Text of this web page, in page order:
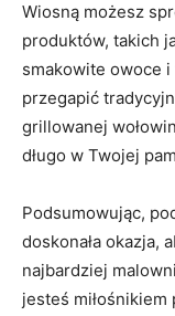
Wiosną możesz
produktów, takich
⁤smakowite owoce
przegapić
grillowanej
długo w Twojej
Podsumowując,
doskonała okazja,
najbardziej
jesteś⁣